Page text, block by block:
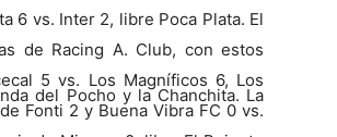
6 vs. Inter 2, libre Poca Plata. El
de Racing A. Club, con estos
5 vs. Los Magníficos 6, Los
del Pocho y la Chanchita. La
Fonti 2 y Buena Vibra FC 0 vs.